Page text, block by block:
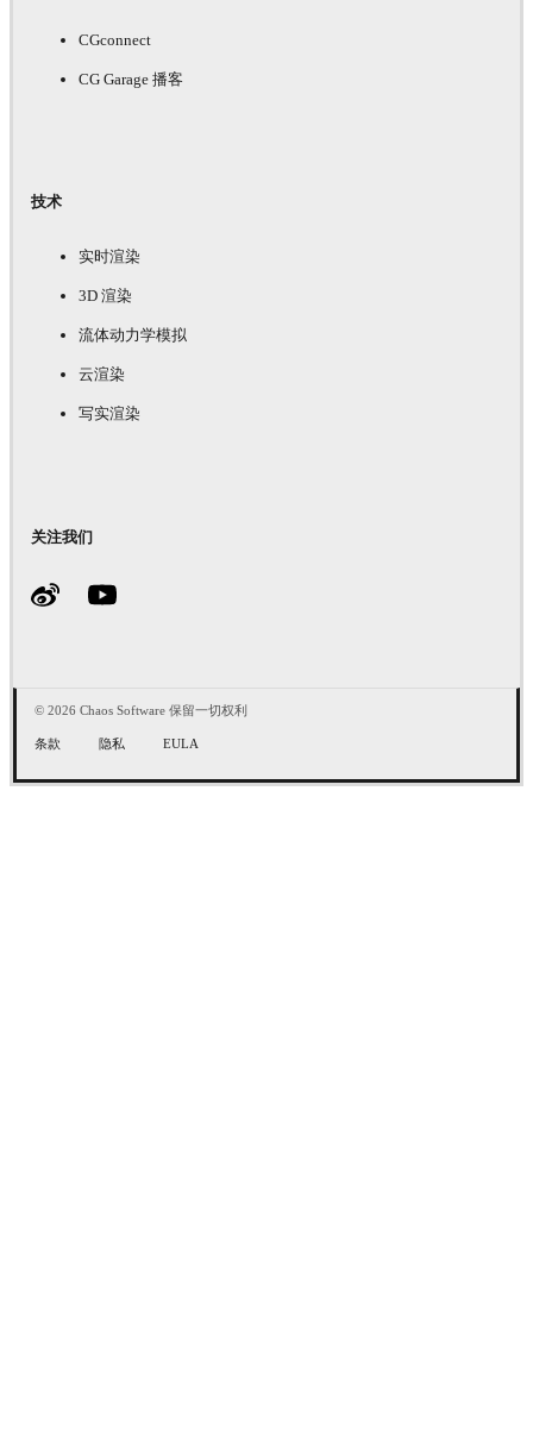
CGconnect
CG Garage 播客
技术
实时渲染
3D 渲染
流体动力学模拟
云渲染
写实渲染
关注我们
© 2026 Chaos Software 保留一切权利
条款 隐私 EULA